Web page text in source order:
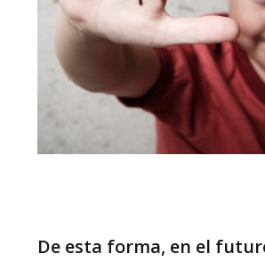
De esta forma, en el